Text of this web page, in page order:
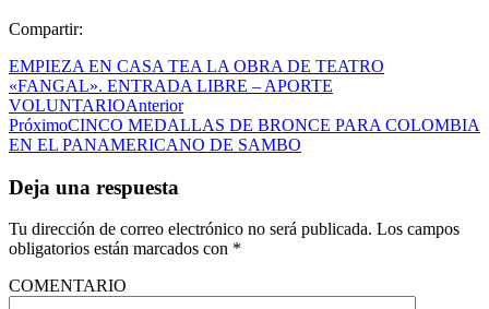
Compartir:
EMPIEZA EN CASA TEA LA OBRA DE TEATRO
«FANGAL». ENTRADA LIBRE – APORTE
VOLUNTARIOAnterior
PróximoCINCO MEDALLAS DE BRONCE PARA COLOMBIA
EN EL PANAMERICANO DE SAMBO
Deja una respuesta
Tu dirección de correo electrónico no será publicada. Los campos
obligatorios están marcados con *
COMENTARIO